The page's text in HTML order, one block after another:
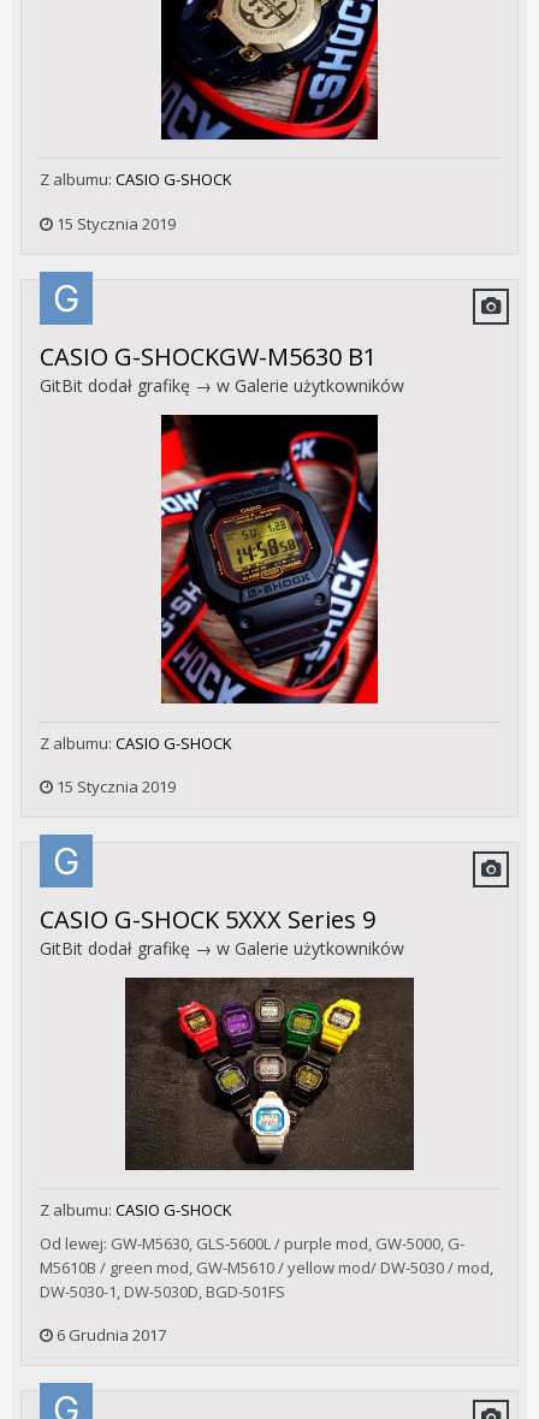
Z albumu: CASIO G-SHOCK
15 Stycznia 2019
CASIO G-SHOCKGW-M5630 B1
GitBit dodał grafikę → w Galerie użytkowników
Z albumu: CASIO G-SHOCK
15 Stycznia 2019
CASIO G-SHOCK 5XXX Series 9
GitBit dodał grafikę → w Galerie użytkowników
Z albumu: CASIO G-SHOCK
Od lewej: GW-M5630, GLS-5600L / purple mod, GW-5000, G-
M5610B / green mod, GW-M5610 / yellow mod/ DW-5030 / mod,
DW-5030-1, DW-5030D, BGD-501FS
6 Grudnia 2017